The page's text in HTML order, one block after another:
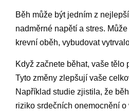
Běh může být jedním z
nadměrné napětí a stres.
krevní oběh, vybudovat
Když začnete běhat, vaše tělo
Tyto změny zlepšují vaše
Například studie zjistila, že
riziko srdečních onemocnění o